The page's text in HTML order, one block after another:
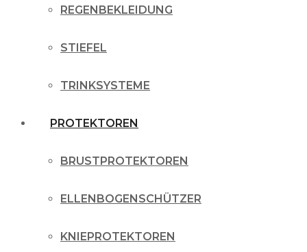
REGENBEKLEIDUNG
STIEFEL
TRINKSYSTEME
PROTEKTOREN
BRUSTPROTEKTOREN
ELLENBOGENSCHÜTZER
KNIEPROTEKTOREN